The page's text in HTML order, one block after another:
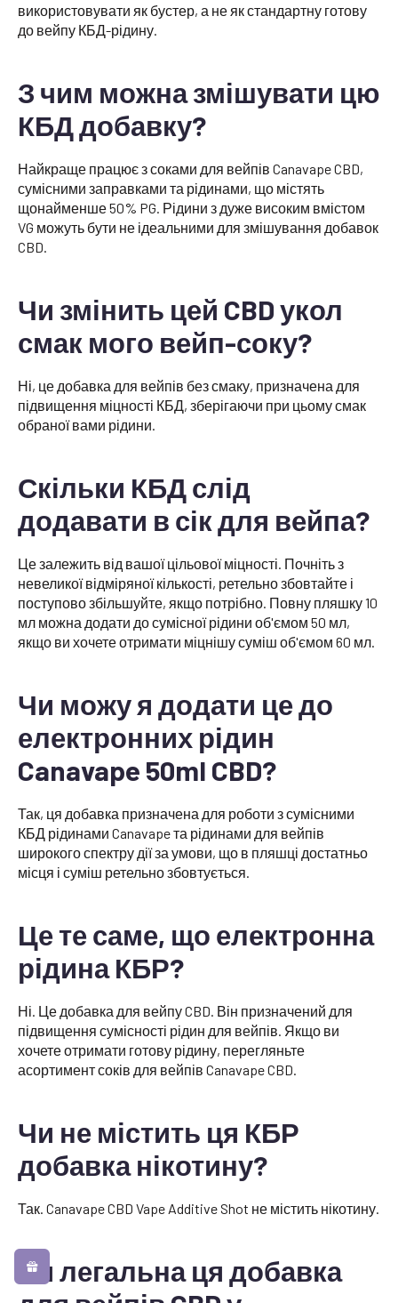
використовувати як бустер, а не як стандартну готову
до вейпу КБД-рідину.
З чим можна змішувати цю
КБД добавку?
Найкраще працює з соками для вейпів Canavape CBD,
сумісними заправками та рідинами, що містять
щонайменше 50% PG. Рідини з дуже високим вмістом
VG можуть бути не ідеальними для змішування добавок
CBD.
Чи змінить цей CBD укол
смак мого вейп-соку?
Ні, це добавка для вейпів без смаку, призначена для
підвищення міцності КБД, зберігаючи при цьому смак
обраної вами рідини.
Скільки КБД слід
додавати в сік для вейпа?
Це залежить від вашої цільової міцності. Почніть з
невеликої відміряної кількості, ретельно збовтайте і
поступово збільшуйте, якщо потрібно. Повну пляшку 10
мл можна додати до сумісної рідини об'ємом 50 мл,
якщо ви хочете отримати міцнішу суміш об'ємом 60 мл.
Чи можу я додати це до
електронних рідин
Canavape 50ml CBD?
Так, ця добавка призначена для роботи з сумісними
КБД рідинами Canavape та рідинами для вейпів
широкого спектру дії за умови, що в пляшці достатньо
місця і суміш ретельно збовтується.
Це те саме, що електронна
рідина КБР?
Ні. Це добавка для вейпу CBD. Він призначений для
підвищення сумісності рідин для вейпів. Якщо ви
хочете отримати готову рідину, перегляньте
асортимент соків для вейпів Canavape CBD.
Чи не містить ця КБР
добавка нікотину?
Так. Canavape CBD Vape Additive Shot не містить нікотину.
Чи легальна ця добавка